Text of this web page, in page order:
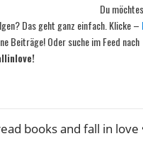
Du
Das geht ganz einfach. Klicke –
Beiträge! Oder suche im Feed nach